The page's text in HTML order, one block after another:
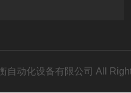
自动化设备有限公司 All